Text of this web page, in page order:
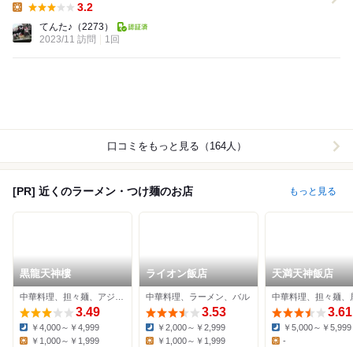
3.2
てんた♪ （2273）
2023/11 訪問
1回
口コミをもっと見る（164人）
[PR] 近くのラーメン・つけ麺のお店 もっと見る
黒龍天神樓
3.49
Dinner:
￥4,000～￥4,999
￥1,000～￥1,999
ライオン飯店
中華料理、ラーメン、バル
3.53
Dinner:
￥2,000～￥2,999
￥1,000～￥1,999
天満天神飯店
中華料理、担々麺、
3.61
Dinner:
￥5,000～￥5,999
-